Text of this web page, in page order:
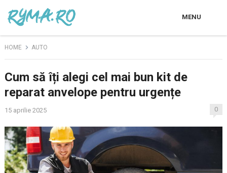
MENU
HOME AUTO
Cum să îți alegi cel mai bun kit de
reparat anvelope pentru urgențe
15 aprilie 2025 0